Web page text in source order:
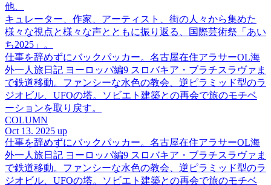
他、
キュレーター、作家、アーティスト、街の人々から集めた
様々な視点と様々な声とともに振り返る、国際芸術祭「あい
ち2025」。
仕事を辞めずにバックパッカー。名古屋在住アラサーOL海
外一人旅日記 ヨーロッパ編9 スロバキア・ブラチスラヴァま
で鉄道移動。ファンシーな水色の教会、逆ピラミッド型のラ
ジオビル、UFOの塔。ソビエト建築との再会で旅のモチベ
ーションを取り戻す。
COLUMN
Oct 13. 2025 up
仕事を辞めずにバックパッカー。名古屋在住アラサーOL海
外一人旅日記 ヨーロッパ編9 スロバキア・ブラチスラヴァま
で鉄道移動。ファンシーな水色の教会、逆ピラミッド型のラ
ジオビル、UFOの塔。ソビエト建築との再会で旅のモチベ